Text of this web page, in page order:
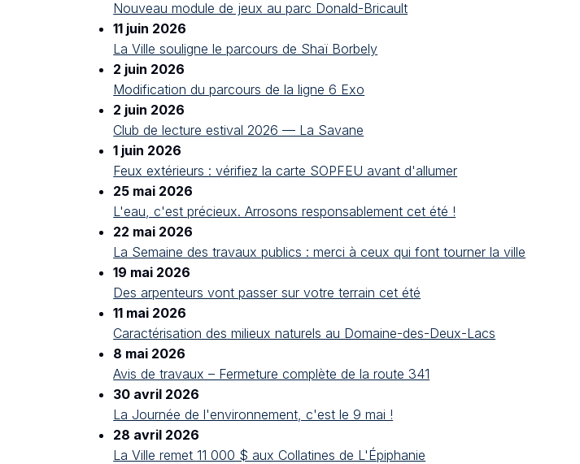
Nouveau module de jeux au parc Donald-Bricault
11 juin 2026
La Ville souligne le parcours de Shaï Borbely
2 juin 2026
Modification du parcours de la ligne 6 Exo
2 juin 2026
Club de lecture estival 2026 — La Savane
1 juin 2026
Feux extérieurs : vérifiez la carte SOPFEU avant d'allumer
25 mai 2026
L'eau, c'est précieux. Arrosons responsablement cet été !
22 mai 2026
La Semaine des travaux publics : merci à ceux qui font tourner la ville
19 mai 2026
Des arpenteurs vont passer sur votre terrain cet été
11 mai 2026
Caractérisation des milieux naturels au Domaine-des-Deux-Lacs
8 mai 2026
Avis de travaux – Fermeture complète de la route 341
30 avril 2026
La Journée de l'environnement, c'est le 9 mai !
28 avril 2026
La Ville remet 11 000 $ aux Collatines de L'Épiphanie